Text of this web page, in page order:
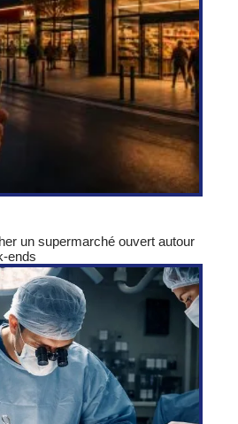
un supermarché ouvert autour
ends